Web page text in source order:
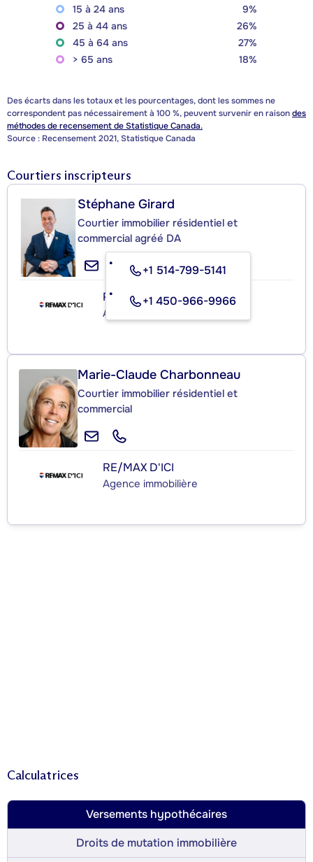
15 à 24 ans
9%
25 à 44 ans
26%
45 à 64 ans
27%
> 65 ans
18%
Des écarts dans les totaux et les pourcentages, dont les sommes ne
correspondent pas nécessairement à 100 %, peuvent survenir en raisondes
méthodes de recensement de Statistique Canada.
Source : Recensement 2021, Statistique Canada
Courtiers inscripteurs
Stéphane Girard
Courtier immobilier résidentiel et
commercial agréé DA
+1 514-799-5141
+1 450-966-9966
RE/MAX D'ICI
Agence immobilière
Marie-Claude Charbonneau
Courtier immobilier résidentiel et
commercial
RE/MAX D'ICI
Agence immobilière
Calculatrices
Versements hypothécaires
Droits de mutation immobilière